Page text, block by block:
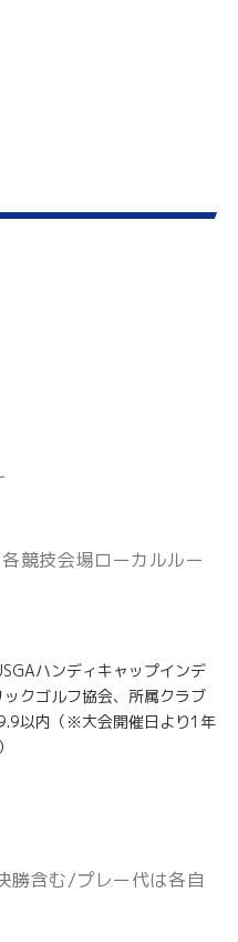
競技会場ローカルルー
ハンディキャップインデ
クゴルフ協会、所属クラブ
以内（※大会開催日より1年
勝含む/プレー代は各自